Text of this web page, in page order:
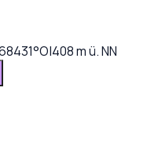
°O|408m ü. NN